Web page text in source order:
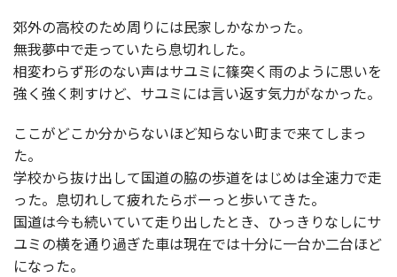
郊外の高校のため周りには民家しかなかった。
無我夢中で走っていたら息切れした。
相変わらず形のない声はサユミに篠突く雨のように思いを
強く強く刺すけど、サユミには言い返す気力がなかった。
ここがどこか分からないほど知らない町まで来てしまっ
た。
学校から抜け出して国道の脇の歩道をはじめは全速力で走
った。息切れして疲れたらボーっと歩いてきた。
国道は今も続いていて走り出したとき、ひっきりなしにサ
ユミの横を通り過ぎた車は現在では十分に一台か二台ほど
になった。